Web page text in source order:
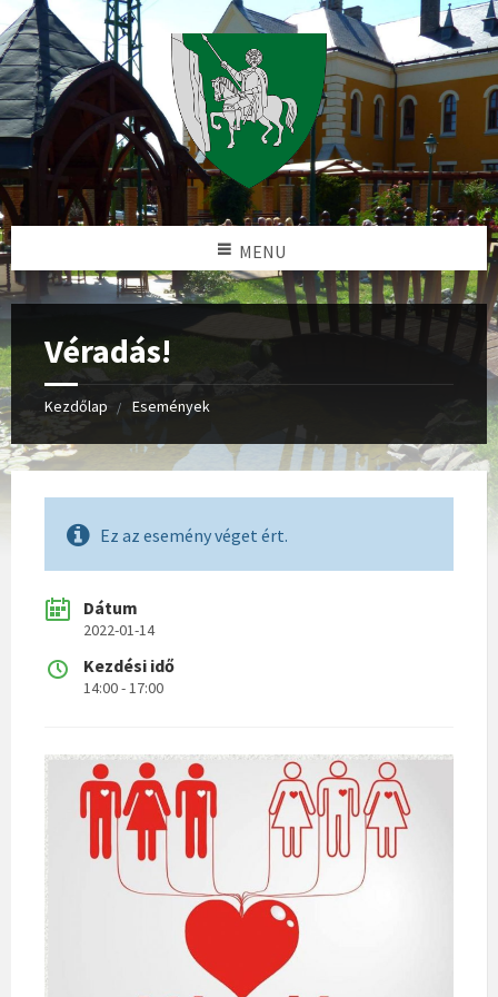
MENU
Véradás!
Kezdőlap Események
Ez az esemény véget ért.
Dátum
2022-01-14
Kezdési idő
14:00 - 17:00